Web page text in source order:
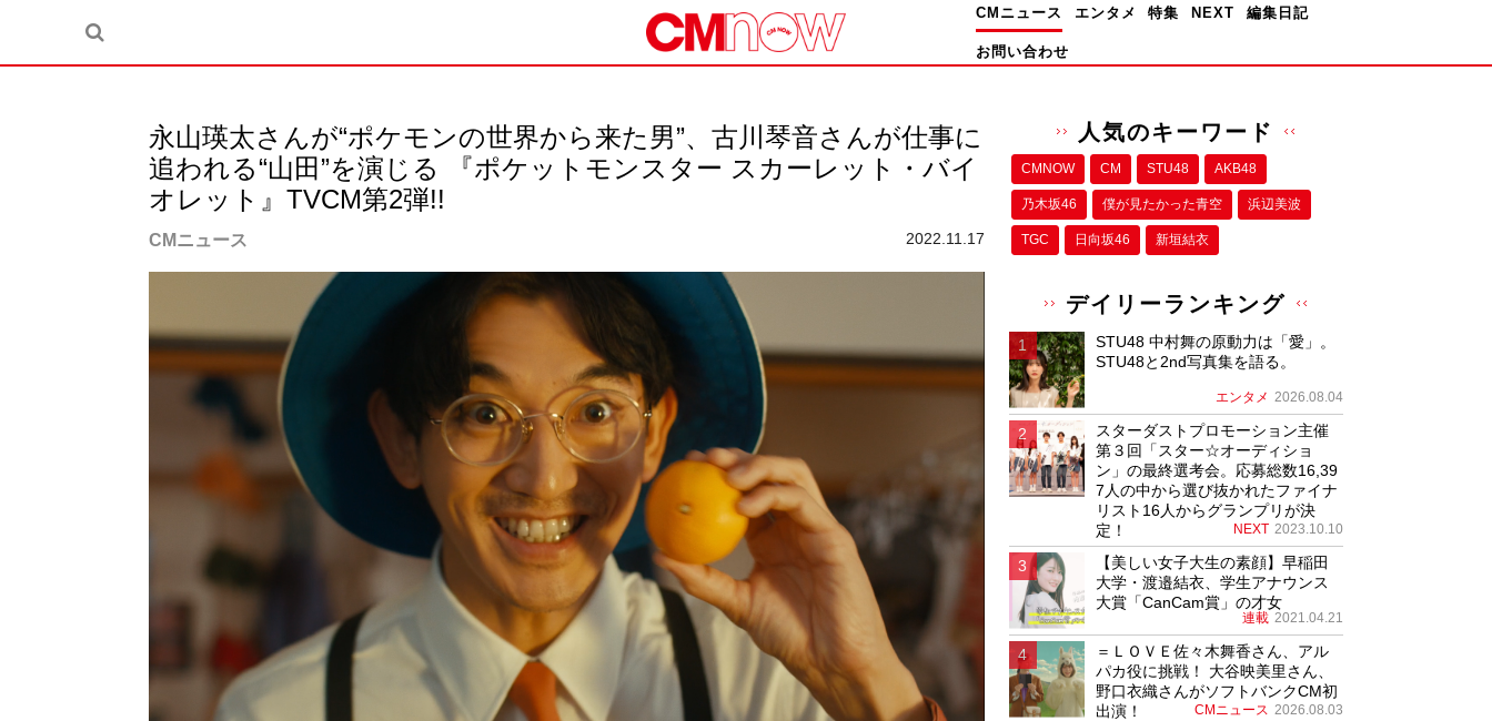
CMニュース エンタメ 特集 NEXT 編集日記
お問い合わせ
永⼭瑛太さんが“ポケモンの世界から来た男”、古川琴⾳さんが仕事に
追われる“⼭⽥”を演じる 『ポケットモンスター スカーレット・バイ
オレット』TVCM第2弾!!
CMニュース 2022.11.17
人気のキーワード
CMNOW CM STU48 AKB48
乃木坂46 僕が⾒たかった⻘空 浜辺美波
TGC 日向坂46 新垣結衣
デイリーランキング
STU48 中村舞の原動力は「愛」。
STU48と2nd写真集を語る。
エンタメ 2026.08.04
スターダストプロモーション主催
第３回「スター☆オーディショ
ン」の最終選考会。応募総数16,39
7人の中から選び抜かれたファイナ
リスト16人からグランプリが決
定！
NEXT 2023.10.10
【美しい女子大生の素顔】早稲田
大学・渡邉結衣、学生アナウンス
大賞「CanCam賞」の才女
連載 2021.04.21
＝ＬＯＶＥ佐々木舞香さん、アル
パカ役に挑戦！ 大谷映美里さん、
野口衣織さんがソフトバンクCM初
出演！
CMニュース 2026.08.03